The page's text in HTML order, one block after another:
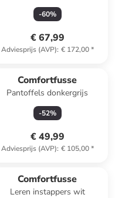
-60%
€ 67,99
Adviesprijs (AVP): € 172,00*
Comfortfusse
Pantoffels donkergrijs
-52%
€ 49,99
Adviesprijs (AVP): € 105,00*
Comfortfusse
Leren instappers wit